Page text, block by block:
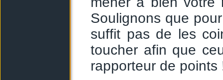
Soulignons que
suffit pas de les
toucher afin que
rapporteur de points